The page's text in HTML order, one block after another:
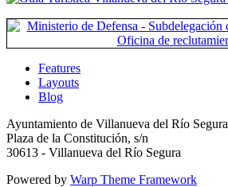
Features
Layouts
Blog
Ayuntamiento de Villanueva del Río Segura
Plaza de la Constitución, s/n
30613 - Villanueva del Río Segura
Powered by Warp Theme Framework